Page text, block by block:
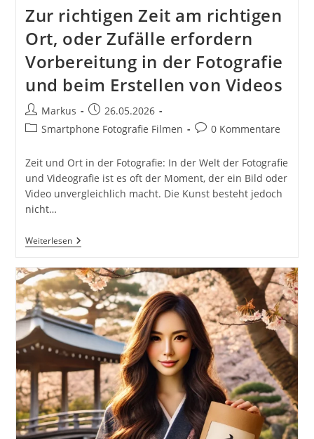
Zur richtigen Zeit am richtigen
Ort, oder Zufälle erfordern
Vorbereitung in der Fotografie
und beim Erstellen von Videos
Beitrags-
Autor:
Markus
Beitrag
veröffentlicht:
26.05.2026
Beitrags-
Smartphone Fotografie Filmen
Beitrags-
0 Kommentare
Zeit und Ort in der Fotografie: In der Welt der Fotografie
und Videografie ist es oft der Moment, der ein Bild oder
Video unvergleichlich macht. Die Kunst besteht jedoch
nicht…
WeiterlesenZur
Richtigen
Am
Richtigen
Ort,
Oder
Zufälle
Erfordern
Vorbereitung
In
Der
Fotografie
Und
Beim
Erstellen
Von
Videos